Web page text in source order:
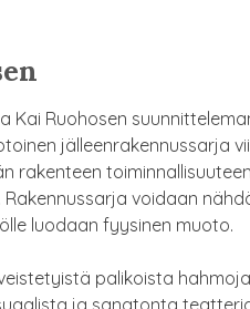
Kai Ruohosen
jälleenrakennussarja
rakenteen
voidaan
luodaan fyysinen muoto.
palikoista
ja sanatonta